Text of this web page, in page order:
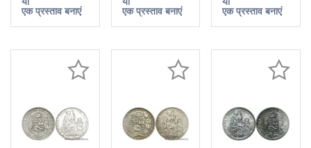
I Silver -->
एक प्रस्ताव बनाएं एक प्रस्ताव बनाएं एक प्रस्ताव बनाएं